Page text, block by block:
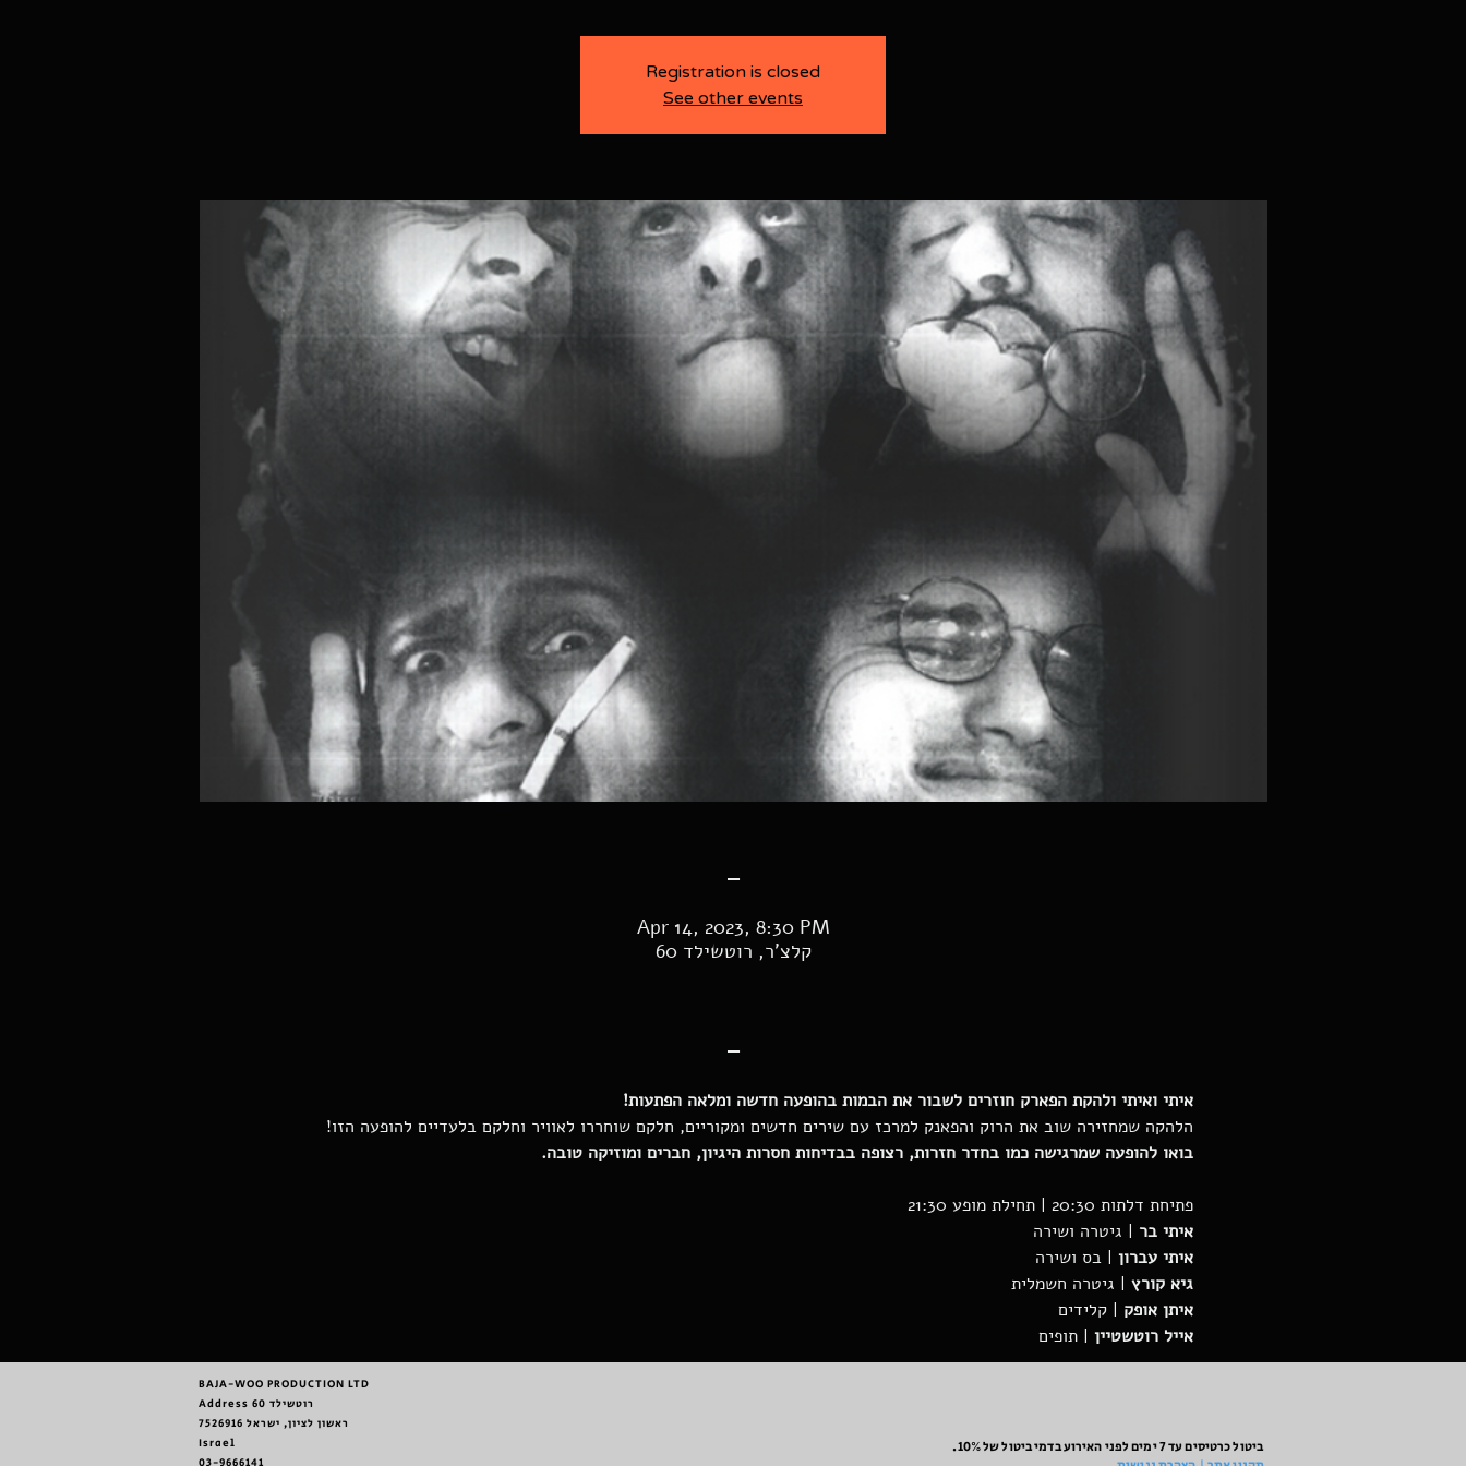
Registration is closed
See other events
-
Apr 14, 2023, 8:30 PM
קלצ'ר, רוטשילד 60
-
איתי ואיתי ולהקת הפארק חוזרים לשבור את הבמות בהופעה חדשה ומלאה הפתעות!
הלהקה שמחזירה שוב את הרוק והפאנק למרכז עם שירים חדשים ומקוריים, חלקם שוחררו לאוויר וחלקם בלעדיים להופעה הזו!
בואו להופעה שמרגישה כמו בחדר חזרות, רצופה בבדיחות חסרות היגיון, חברים ומוזיקה טובה.
פתיחת דלתות 20:30 | תחילת מופע 21:30
איתי בר | גיטרה ושירה
איתי עברון | בס ושירה
גיא קורץ | גיטרה חשמלית
איתן אופק | קלידים
אייל רוטשטיין | תופים
BAJA-WOO PRODUCTION LTD
Address רוטשילד 60
ראשון לציון, ישראל 7526916
Israel
03-9666141
ביטול כרטיסים עד 7 ימים לפני האירוע בדמי ביטול של 10%.